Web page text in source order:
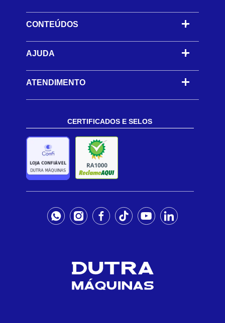
CONTEÚDOS -
AJUDA -
ATENDIMENTO
CERTIFICADOS E SELOS